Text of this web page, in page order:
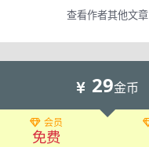
查看作者其他文章
29金币
会员
免费